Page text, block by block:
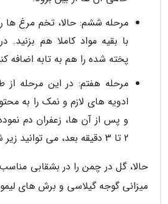
مرحله ششم: حالا، تخم مرغ ها
با بقیه مواد کاملا هم بزنید.
پخته شده را هم به تابه اضافه
مرحله هفتم: در این مرحله از
ادویه های لازم و نمک را به
و پس از آن ها، زعفران دم
2 تا 3 دقیقه بعد، می توانید زیر شعله را خاموش کنید.
حالا، گل در چمن را در بشقابی
میزانی گوجه گیلاسی و برش های